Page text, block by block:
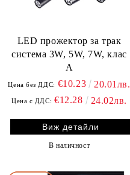
LED прожектор за трак
система 3W, 5W, 7W, клас
А
Цена без ДДС: €10.23 20.01лв.
Цена с ДДС: €12.28 24.02лв.
Виж детайли
В наличност